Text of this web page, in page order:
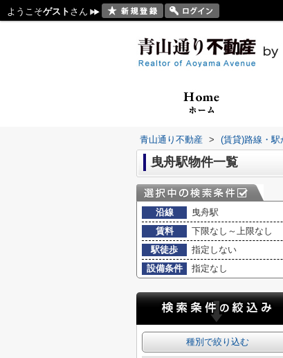
ようこそゲスト さん
青山通り不動産 > (賃貸)路線・駅
曳舟駅物件一覧
沿線
曳舟駅
賃料
下限なし～上限なし
駅徒歩
指定しない
設備条件
指定なし
種別で絞り込む